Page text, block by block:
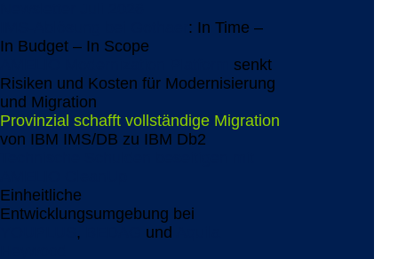
: In Time –
In Budget – In Scope
senkt
Risiken und Kosten für Modernisierung
und Migration
Provinzial schafft vollständige Migration
von IBM IMS/DB zu IBM Db2
Einheitliche
Entwicklungsumgebung bei
, und